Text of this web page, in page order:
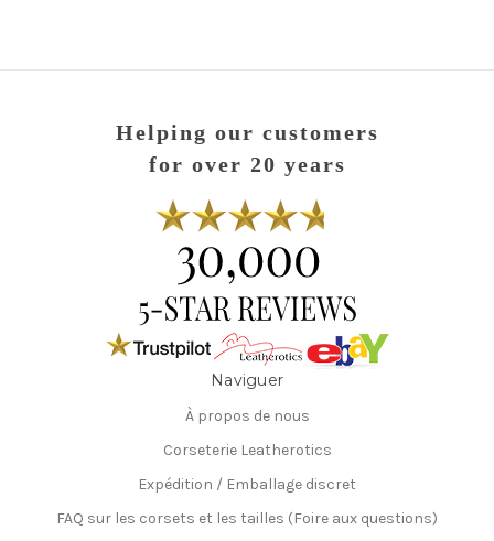
Helping our customers
for over 20 years
Naviguer
À propos de nous
Corseterie Leatherotics
Expédition / Emballage discret
FAQ sur les corsets et les tailles (Foire aux questions)